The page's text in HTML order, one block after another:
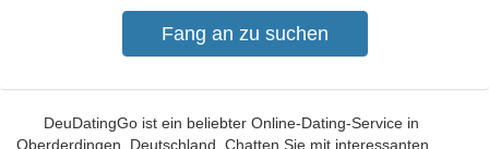
DeuDatingGo ist ein beliebter Online-Dating-Service in
Oberderdingen, Deutschland. Chatten Sie mit interessanten